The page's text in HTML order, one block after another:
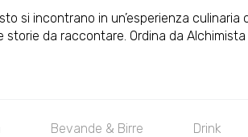
si incontrano in un’esperienza
da raccontare. Ordina da Alchimista
Bevande & Birre Drink